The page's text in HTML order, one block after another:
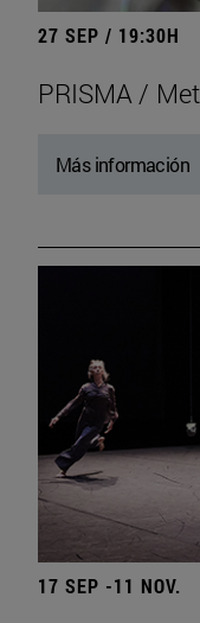
27 SEP / 19:30H
PRISMA /
Más información
17 SEP -11 NOV.